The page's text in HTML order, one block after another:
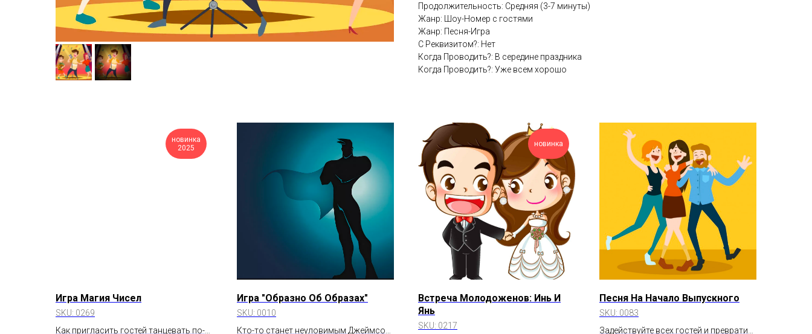
Продолжительность: Средняя (3-7 минуты)
Жанр: Шоу-Номер с гостями
Жанр: Песня-Игра
С Реквизитом?: Нет
Когда Проводить?: В середине праздника
Когда Проводить?: Уже всем хорошо
новинка
2025
Игра Магия Чисел
SKU: 0269
Как пригласить гостей танцевать по-
Игра "Образно Об Образах"
SKU: 0010
Кто-то станет неуловимым Джеймсом
новинка
Встреча Молодоженов: Инь И
Янь
SKU: 0217
Песня На Начало Выпускного
SKU: 0083
Задействуйте всех гостей и превратите